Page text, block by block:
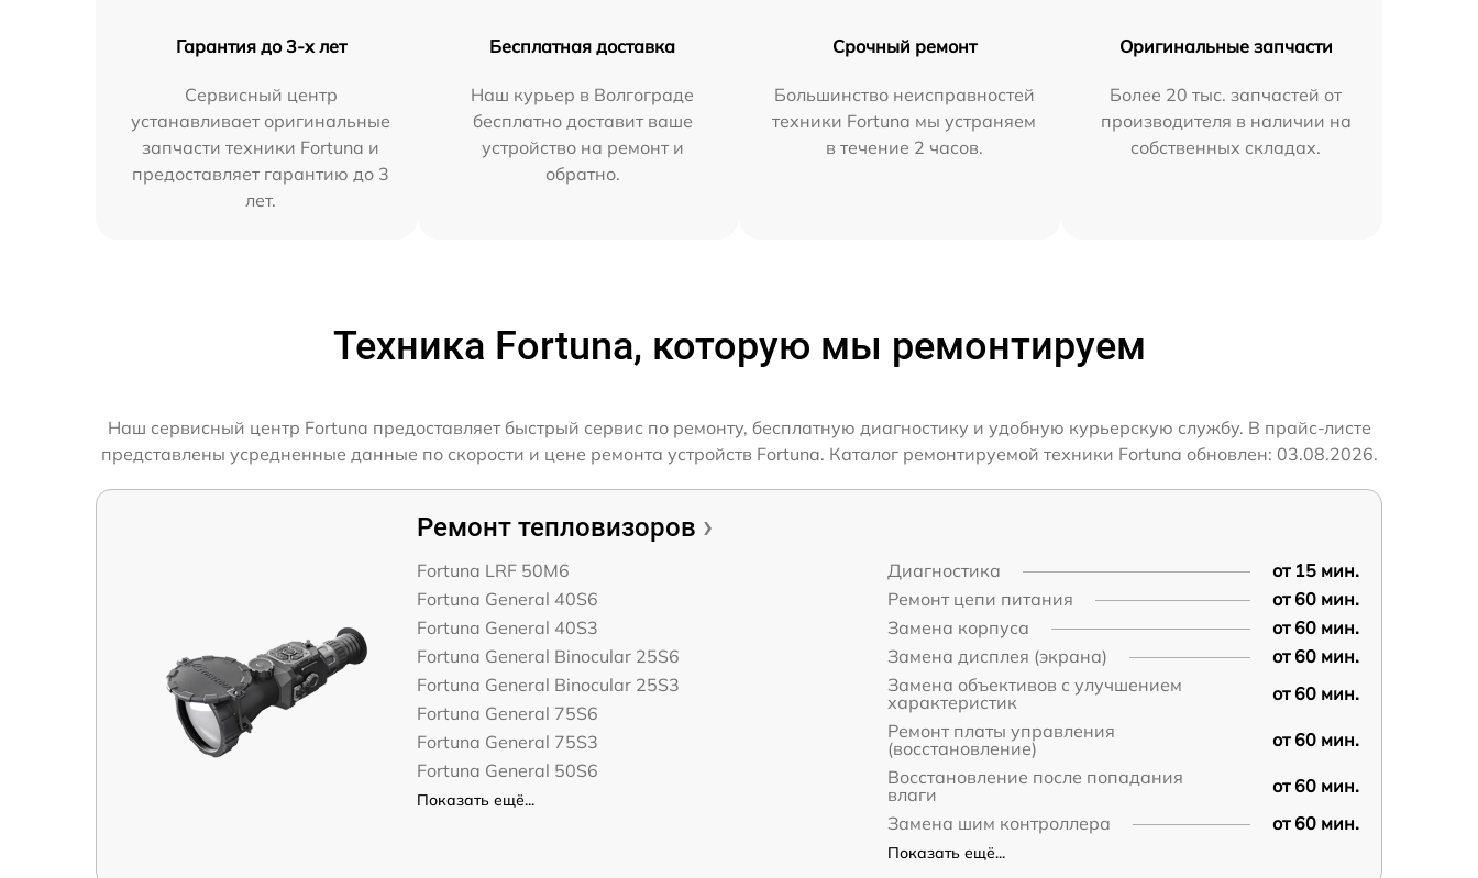
Гарантия до 3-х лет
Сервисный центр
устанавливает оригинальные
запчасти техники Fortuna и
предоставляет гарантию до 3
лет.
Бесплатная доставка
Наш курьер в Волгограде
бесплатно доставит ваше
устройство на ремонт и
обратно.
Срочный ремонт
Большинство неисправностей
техники Fortuna мы устраняем
в течение 2 часов.
Оригинальные запчасти
Более 20 тыс. запчастей от
производителя в наличии на
собственных складах.
Техника Fortuna, которую мы ремонтируем
Наш сервисный центр Fortuna предоставляет быстрый сервис по ремонту, бесплатную диагностику и удобную курьерскую службу. В прайс-листе
представлены усредненные данные по скорости и цене ремонта устройств Fortuna. Каталог ремонтируемой техники Fortuna обновлен: 03.08.2026.
Ремонт тепловизоров
Fortuna LRF 50M6
Fortuna General 40S6
Fortuna General 40S3
Fortuna General Binocular 25S6
Fortuna General Binocular 25S3
Fortuna General 75S6
Fortuna General 75S3
Fortuna General 50S6
Показать ещё...
Диагностика
от 15 мин.
Ремонт цепи питания
от 60 мин.
Замена корпуса
от 60 мин.
Замена дисплея (экрана)
от 60 мин.
Замена объективов с улучшением
характеристик
от 60 мин.
Ремонт платы управления
(восстановление)
от 60 мин.
Восстановление после попадания
влаги
от 60 мин.
Замена шим контроллера
от 60 мин.
Показать ещё...